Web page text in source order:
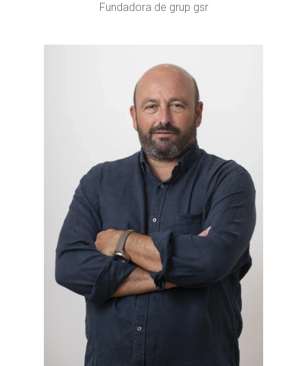
Fundadora de grup gsr